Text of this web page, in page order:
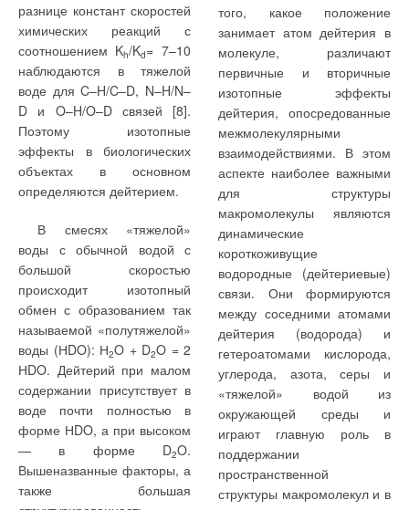
разнице констант скоростей
химических реакций с
соотношением Kh/Kd= 7–10
наблюдаются в тяжелой
воде для C–H/C–D, N–H/N–
D и O–H/O–D связей [8].
Поэтому изотопные
эффекты в биологических
объектах в основном
определяются дейтерием.
В смесях «тяжелой»
воды с обычной водой с
большой скоростью
происходит изотопный
обмен с образованием так
называемой «полутяжелой»
воды (НDO): Н2O + D2O = 2
НDO. Дейтерий при малом
содержании присутствует в
воде почти полностью в
форме НDO, а при высоком
— в форме D2O.
Вышеназванные факторы, а
также большая
того, какое положение
занимает атом дейтерия в
молекуле, различают
первичные и вторичные
изотопные эффекты
дейтерия, опосредованные
межмолекулярными
взаимодействиями. В этом
аспекте наиболее важными
для структуры
макромолекулы являются
динамические
короткоживущие
водородные (дейтериевые)
связи. Они формируются
между соседними атомами
дейтерия (водорода) и
гетероатомами кислорода,
углерода, азота, серы и
«тяжелой» водой из
окружающей среды и
играют главную роль в
поддержании
пространственной
структуры макромолекул и в